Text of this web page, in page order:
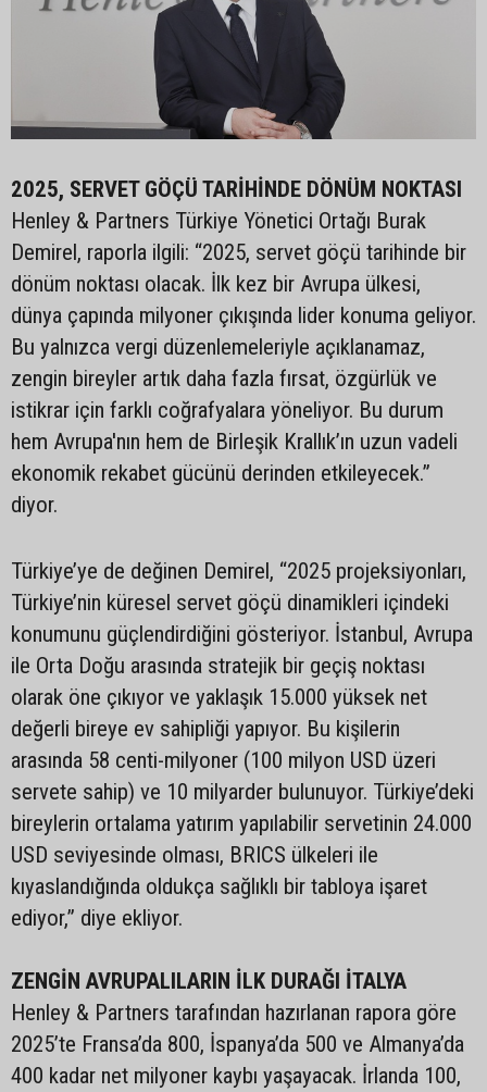
2025, SERVET GÖÇÜ TARİHİNDE DÖNÜM NOKTASI
Henley & Partners Türkiye Yönetici Ortağı Burak
Demirel, raporla ilgili: “2025, servet göçü tarihinde bir
dönüm noktası olacak. İlk kez bir Avrupa ülkesi,
dünya çapında milyoner çıkışında lider konuma geliyor.
Bu yalnızca vergi düzenlemeleriyle açıklanamaz,
zengin bireyler artık daha fazla fırsat, özgürlük ve
istikrar için farklı coğrafyalara yöneliyor. Bu durum
hem Avrupa'nın hem de Birleşik Krallık’ın uzun vadeli
ekonomik rekabet gücünü derinden etkileyecek.”
diyor.
Türkiye’ye de değinen Demirel, “2025 projeksiyonları,
Türkiye’nin küresel servet göçü dinamikleri içindeki
konumunu güçlendirdiğini gösteriyor. İstanbul, Avrupa
ile Orta Doğu arasında stratejik bir geçiş noktası
olarak öne çıkıyor ve yaklaşık 15.000 yüksek net
değerli bireye ev sahipliği yapıyor. Bu kişilerin
arasında 58 centi-milyoner (100 milyon USD üzeri
servete sahip) ve 10 milyarder bulunuyor. Türkiye’deki
bireylerin ortalama yatırım yapılabilir servetinin 24.000
USD seviyesinde olması, BRICS ülkeleri ile
kıyaslandığında oldukça sağlıklı bir tabloya işaret
ediyor,” diye ekliyor.
ZENGİN AVRUPALILARIN İLK DURAĞI İTALYA
Henley & Partners tarafından hazırlanan rapora göre
2025’te Fransa’da 800, İspanya’da 500 ve Almanya’da
400 kadar net milyoner kaybı yaşayacak. İrlanda 100,